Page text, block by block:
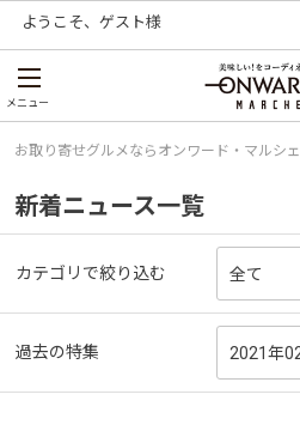
ようこそ、 ゲスト様
メニュー
お取り寄せグルメならオンワード・マルシェ
新着ニュース一覧
カテゴリで絞り込む
過去の特集